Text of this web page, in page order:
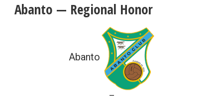
Abanto — Regional Honor
Abanto
—